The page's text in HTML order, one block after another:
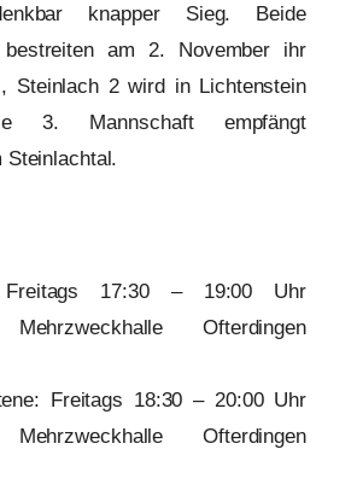
knapper Sieg. Beide
bestreiten am 2. November ihr
Steinlach 2 wird in Lichtenstein
3. Mannschaft empfängt
Steinlachtal.
17:30 – 19:00 Uhr
Mehrzweckhalle Ofterdingen
Freitags 18:30 – 20:00 Uhr
Mehrzweckhalle Ofterdingen